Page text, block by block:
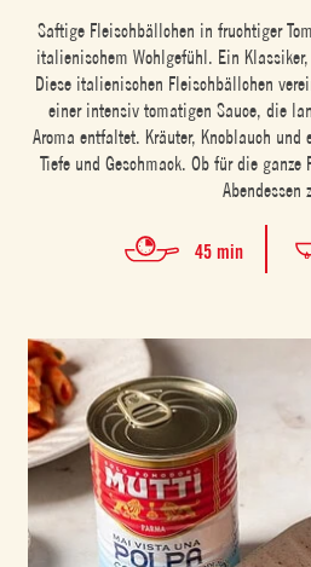
Saftige Fleischbällchen in fruchtiger
italienischem Wohlgefühl. Ein
Diese italienischen Fleischbällchen
einer intensiv tomatigen Sauce, die
Aroma entfaltet. Kräuter, Knoblauch und
Tiefe und Geschmack. Ob für die
Abendessen
45 min